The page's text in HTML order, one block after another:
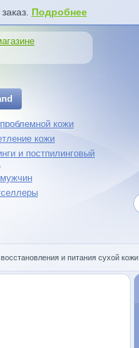
Подробнее
кожи
кожи
и постпилинговый
и питания сухой кожи